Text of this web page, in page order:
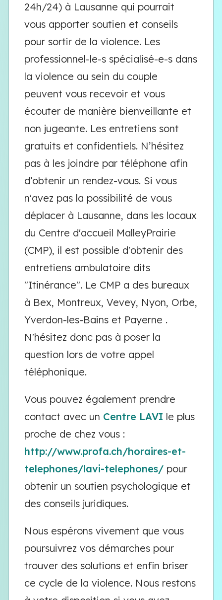
24h/24) à Lausanne qui pourrait
vous apporter soutien et conseils
pour sortir de la violence. Les
professionnel-le-s spécialisé-e-s dans
la violence au sein du couple
peuvent vous recevoir et vous
écouter de manière bienveillante et
non jugeante. Les entretiens sont
gratuits et confidentiels. N’hésitez
pas à les joindre par téléphone afin
d’obtenir un rendez-vous. Si vous
n'avez pas la possibilité de vous
déplacer à Lausanne, dans les locaux
du Centre d'accueil MalleyPrairie
(CMP), il est possible d'obtenir des
entretiens ambulatoire dits
"Itinérance". Le CMP a des bureaux
à Bex, Montreux, Vevey, Nyon, Orbe,
Yverdon-les-Bains et Payerne .
N'hésitez donc pas à poser la
question lors de votre appel
téléphonique.
Vous pouvez également prendre
contact avec un Centre LAVI le plus
proche de chez vous :
http://www.profa.ch/horaires-et-
telephones/lavi-telephones/ pour
obtenir un soutien psychologique et
des conseils juridiques.
Nous espérons vivement que vous
poursuivrez vos démarches pour
trouver des solutions et enfin briser
ce cycle de la violence. Nous restons